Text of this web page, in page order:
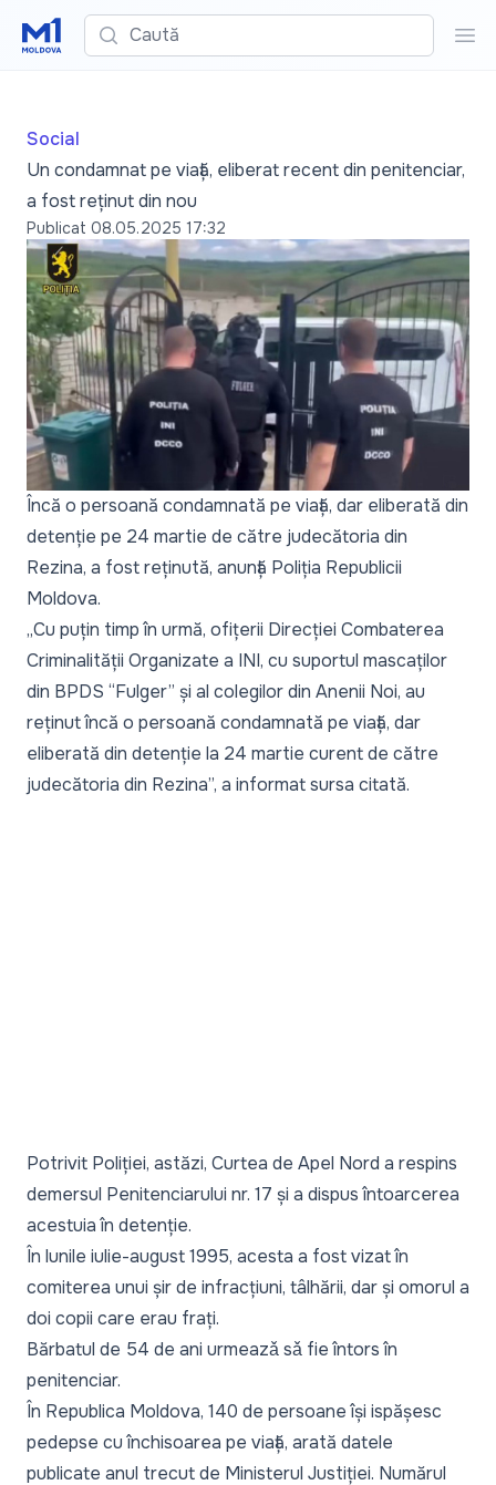
Caută
Social
Un condamnat pe viață, eliberat recent din penitenciar,
a fost reținut din nou
Publicat 08.05.2025 17:32
Încă o persoană condamnată pe viață, dar eliberată din
detenție pe 24 martie de către judecătoria din
Rezina, a fost reținută, anunță Poliția Republicii
Moldova.
„Cu puțin timp în urmă, ofițerii Direcției Combaterea
Criminalității Organizate a INI, cu suportul mascaților
din BPDS “Fulger” și al colegilor din Anenii Noi, au
reținut încă o persoană condamnată pe viață, dar
eliberată din detenție la 24 martie curent de către
judecătoria din Rezina”, a informat sursa citată.
Potrivit Poliției, astăzi, Curtea de Apel Nord a respins
demersul Penitenciarului nr. 17 și a dispus întoarcerea
acestuia în detenție.
În lunile iulie-august 1995, acesta a fost vizat în
comiterea unui șir de infracțiuni, tâlhării, dar și omorul a
doi copii care erau frați.
Bărbatul de 54 de ani urmeazǎ sǎ fie întors în
penitenciar.
În Republica Moldova, 140 de persoane își ispășesc
pedepse cu închisoarea pe viață, arată datele
publicate anul trecut de Ministerul Justiției. Numărul